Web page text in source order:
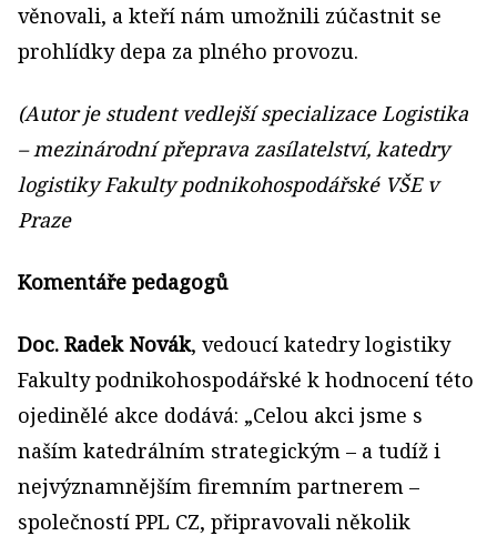
věnovali, a kteří nám umožnili zúčastnit se
prohlídky depa za plného provozu.
(Autor je student vedlejší specializace Logistika
– mezinárodní přeprava zasílatelství, katedry
logistiky Fakulty podnikohospodářské VŠE v
Praze
Komentáře pedagogů
Doc. Radek Novák, vedoucí katedry logistiky
Fakulty podnikohospodářské k hodnocení této
ojedinělé akce dodává: „Celou akci jsme s
naším katedrálním strategickým – a tudíž i
nejvýznamnějším firemním partnerem –
společností PPL CZ, připravovali několik